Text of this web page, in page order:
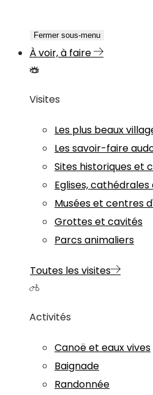
Fermer sous-menu
À voir, à faire
Visites
Les plus beaux
Les savoir-faire
Sites historiques et
Eglises,
Musées et centres
Grottes et cavités
Parcs animaliers
Toutes les visites
Activités
Canoë et eaux vives
Baignade
Randonnée